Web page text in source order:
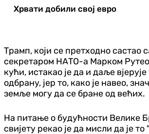
Хрвати добили свој евро
Трамп, који се претходно састао
секретаром НАТО-а Марком
кући, истакао је да и даље
одбрану, јер то, како је навео,
земље могу да се бране од већих.
На питање о будућности Велике
свијету рекао је да мисли да је